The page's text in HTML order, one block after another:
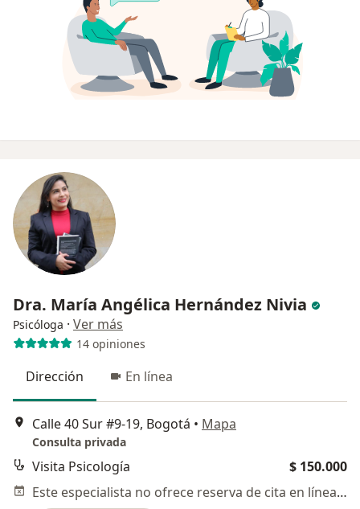
Dra. María Angélica Hernández Nivia
Psicóloga · Ver más
14 opiniones
Dirección En línea
Calle 40 Sur #9-19, Bogotá • Mapa
Consulta privada
Visita Psicología
$ 150.000
Este especialista no ofrece reserva de cita en línea en esta dirección.